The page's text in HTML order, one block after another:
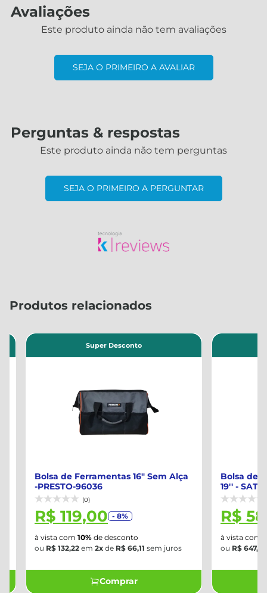
Avaliações
Este produto ainda não tem avaliações
SEJA O PRIMEIRO A AVALIAR
Perguntas & respostas
Este produto ainda não tem perguntas
SEJA O PRIMEIRO A PERGUNTAR
Produtos relacionados
Bolsa de Ferramentas 16" Sem Alça
-PRESTO-96036
(0)
R$ 119,00 - 8%
à vista com10% de desconto
R$ 132,22em2xdeR$ 66,11sem juros
Super Desconto
Comprar
Bolsa de
19'' - SATA-
(0)
R$
à vista com10%
R$ 647,04em